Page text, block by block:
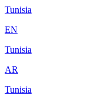
Tunisia
EN
Tunisia
AR
Tunisia